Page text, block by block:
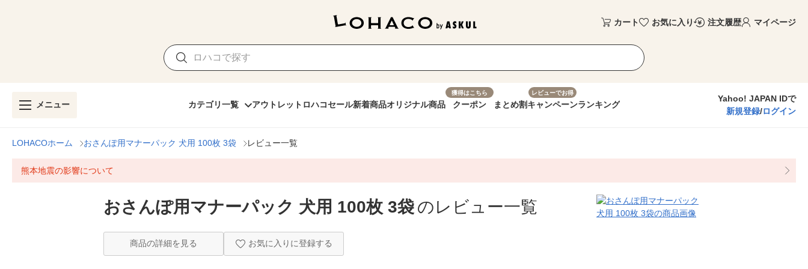
カート お気に入り 注文履歴 マイページ
メニュー カテゴリ一覧 アウトレット ロハコセール新着商品オリジナル商品
獲得はこちら
クーポン まとめ割
レビューでお得
キャンペーンランキング
Yahoo! JAPAN IDで
新規登録/ログイン
LOHACOホーム おさんぽ用マナーパック 犬用 100枚 3袋 レビュー一覧
熊本地震の影響について
おさんぽ用マナーパック 犬用 100枚 3袋のレビュー一覧
商品の詳細を見る お気に入りに登録する